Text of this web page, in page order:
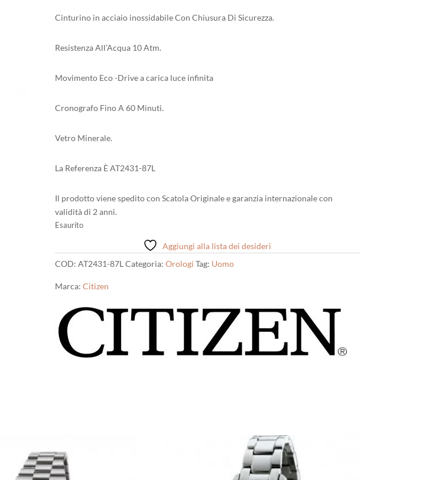
Cinturino in acciaio inossidabile Con Chiusura Di Sicurezza.
Resistenza All’Acqua 10 Atm.
Movimento Eco -Drive a carica luce infinita
Cronografo Fino A 60 Minuti.
Vetro Minerale.
La Referenza È AT2431-87L
Il prodotto viene spedito con Scatola Originale e garanzia internazionale con
validità di 2 anni.
Esaurito
Aggiungi alla lista dei desideri
COD: AT2431-87L Categoria: Orologi Tag: Uomo
Marca: Citizen